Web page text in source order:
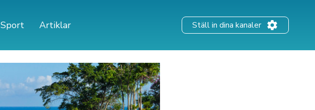
Sport Artiklar Ställ in dina kanaler